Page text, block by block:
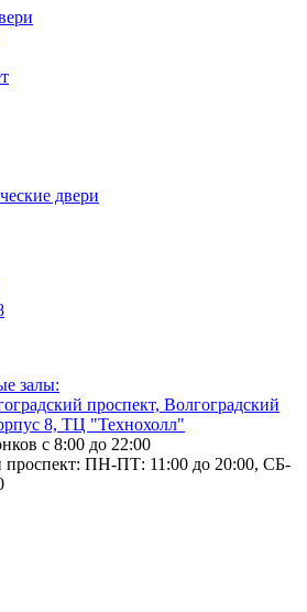
двери
залы:
проспект, Волгоградский
8, ТЦ "Технохолл"
с 8:00 до 22:00
проспект: ПН-ПТ: 11:00 до 20:00, СБ-